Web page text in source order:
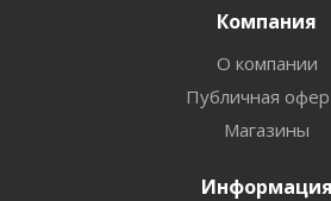
Компания
О компании
Публичная
Магазины
Информация